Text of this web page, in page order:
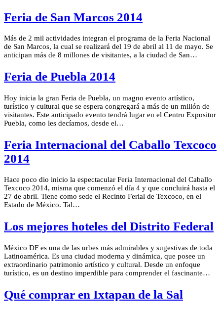
Feria de San Marcos 2014
Más de 2 mil actividades integran el programa de la Feria Nacional
de San Marcos, la cual se realizará del 19 de abril al 11 de mayo. Se
anticipan más de 8 millones de visitantes, a la ciudad de San…
Feria de Puebla 2014
Hoy inicia la gran Feria de Puebla, un magno evento artístico,
turístico y cultural que se espera congregará a más de un millón de
visitantes. Este anticipado evento tendrá lugar en el Centro Expositor
Puebla, como les decíamos, desde el…
Feria Internacional del Caballo Texcoco
2014
Hace poco dio inicio la espectacular Feria Internacional del Caballo
Texcoco 2014, misma que comenzó el día 4 y que concluirá hasta el
27 de abril. Tiene como sede el Recinto Ferial de Texcoco, en el
Estado de México. Tal…
Los mejores hoteles del Distrito Federal
México DF es una de las urbes más admirables y sugestivas de toda
Latinoamérica. Es una ciudad moderna y dinámica, que posee un
extraordinario patrimonio artístico y cultural. Desde un enfoque
turístico, es un destino imperdible para comprender el fascinante…
Qué comprar en Ixtapan de la Sal